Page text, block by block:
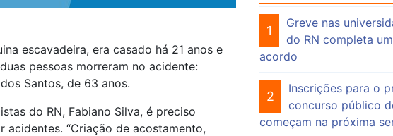
escavadeira, era casado há 21 anos e
pessoas morreram no acidente:
Santos, de 63 anos.
do RN, Fabiano Silva, é preciso
“Criação de acostamento,
1
Greve nas
do RN completa
acordo
2
Inscrições para o
concurso público
começam na próxima